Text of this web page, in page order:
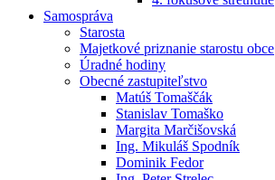
Samospráva
Starosta
Majetkové priznanie starostu obce
Úradné hodiny
Obecné zastupiteľstvo
Matúš Tomaščák
Stanislav Tomaško
Margita Marčišovská
Ing. Mikuláš Spodník
Dominik Fedor